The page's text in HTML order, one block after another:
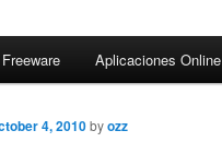
Freeware Aplicaciones Online
4, 2010 byozz